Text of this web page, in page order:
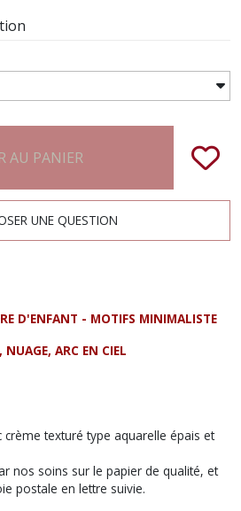
AU PANIER
UNE QUESTION
D'ENFANT - MOTIFS MINIMALISTE
NUAGE, ARC EN CIEL
texturé type aquarelle épais et
nos soins sur le papier de qualité, et
postale en lettre suivie.